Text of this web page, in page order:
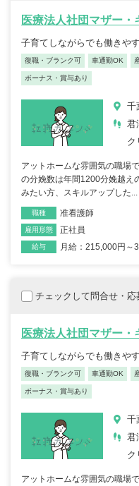
医療法人社団マザー
子育てしながらでも働きや
復職・ブランク可 車通勤OK
ボーナス・賞与あり
千
君
ク
アットホームな雰囲気の職場
の分娩数は年間1200分娩越え
みたい方、スキルアップした...
職種 准看護師
雇用形態 正社員
給与 月給：215,000円～
チェックして問合せ・応
医療法人社団マザー
子育てしながらでも働きや
復職・ブランク可 車通勤OK
ボーナス・賞与あり
千
君
ク
アットホームな雰囲気の職場